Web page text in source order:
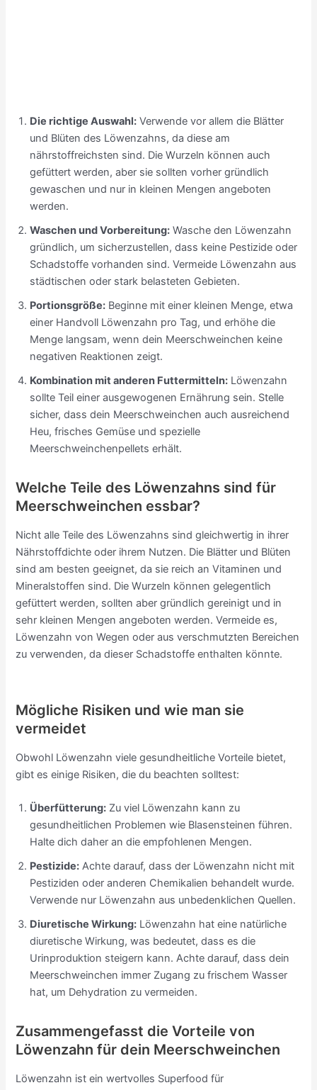
Die richtige Auswahl: Verwende vor allem die Blätter
und Blüten des Löwenzahns, da diese am
nährstoffreichsten sind. Die Wurzeln können auch
gefüttert werden, aber sie sollten vorher gründlich
gewaschen und nur in kleinen Mengen angeboten
werden.
Waschen und Vorbereitung: Wasche den Löwenzahn
gründlich, um sicherzustellen, dass keine Pestizide oder
Schadstoffe vorhanden sind. Vermeide Löwenzahn aus
städtischen oder stark belasteten Gebieten.
Portionsgröße: Beginne mit einer kleinen Menge, etwa
einer Handvoll Löwenzahn pro Tag, und erhöhe die
Menge langsam, wenn dein Meerschweinchen keine
negativen Reaktionen zeigt.
Kombination mit anderen Futtermitteln: Löwenzahn
sollte Teil einer ausgewogenen Ernährung sein. Stelle
sicher, dass dein Meerschweinchen auch ausreichend
Heu, frisches Gemüse und spezielle
Meerschweinchenpellets erhält.
Welche Teile des Löwenzahns sind für
Meerschweinchen essbar?
Nicht alle Teile des Löwenzahns sind gleichwertig in ihrer
Nährstoffdichte oder ihrem Nutzen. Die Blätter und Blüten
sind am besten geeignet, da sie reich an Vitaminen und
Mineralstoffen sind. Die Wurzeln können gelegentlich
gefüttert werden, sollten aber gründlich gereinigt und in
sehr kleinen Mengen angeboten werden. Vermeide es,
Löwenzahn von Wegen oder aus verschmutzten Bereichen
zu verwenden, da dieser Schadstoffe enthalten könnte.
Mögliche Risiken und wie man sie
vermeidet
Obwohl Löwenzahn viele gesundheitliche Vorteile bietet,
gibt es einige Risiken, die du beachten solltest:
Überfütterung: Zu viel Löwenzahn kann zu
gesundheitlichen Problemen wie Blasensteinen führen.
Halte dich daher an die empfohlenen Mengen.
Pestizide: Achte darauf, dass der Löwenzahn nicht mit
Pestiziden oder anderen Chemikalien behandelt wurde.
Verwende nur Löwenzahn aus unbedenklichen Quellen.
Diuretische Wirkung: Löwenzahn hat eine natürliche
diuretische Wirkung, was bedeutet, dass es die
Urinproduktion steigern kann. Achte darauf, dass dein
Meerschweinchen immer Zugang zu frischem Wasser
hat, um Dehydration zu vermeiden.
Zusammengefasst die Vorteile von
Löwenzahn für dein Meerschweinchen
Löwenzahn ist ein wertvolles Superfood für